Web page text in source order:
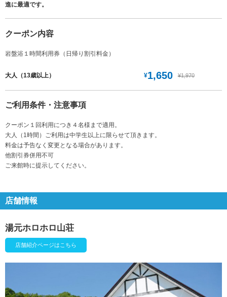
進に最適です。
クーポン内容
岩盤浴１時間利用券（日帰り割引料金）
大人（13歳以上） ¥1,650 ¥1,970
ご利用条件・注意事項
クーポン１回利用につき４名様まで適用。
大人（1時間）ご利用は中学生以上に限らせて頂きます。
料金は予告なく変更となる場合があります。
他割引券併用不可
ご来館時に提示してください。
店舗情報
湯元ホロホロ山荘
店舗紹介ページはこちら